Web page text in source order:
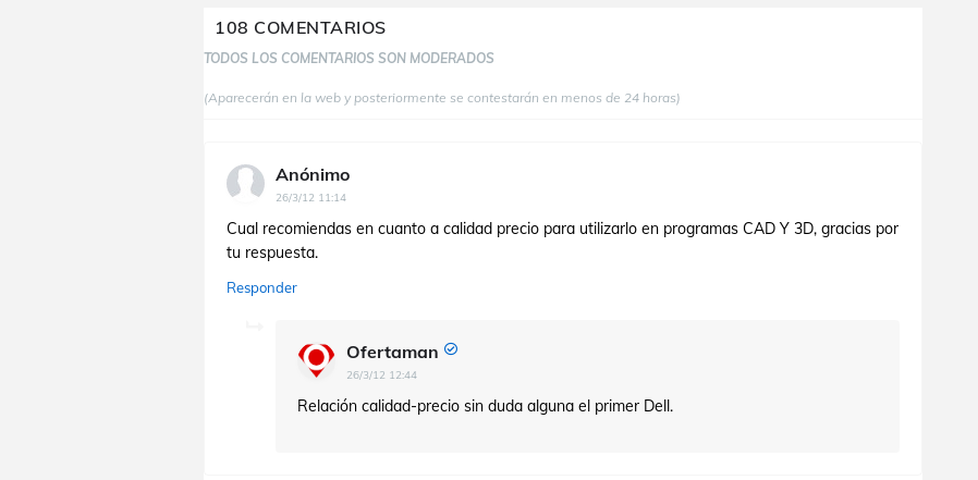
108 COMENTARIOS
TODOS LOS COMENTARIOS SON MODERADOS
(Aparecerán en la web y posteriormente se contestarán en menos de 24 horas)
Anónimo
26/3/12 11:14
Cual recomiendas en cuanto a calidad precio para utilizarlo en programas CAD Y 3D, gracias por
tu respuesta.
Responder
Ofertaman
26/3/12 12:44
Relación calidad-precio sin duda alguna el primer Dell.